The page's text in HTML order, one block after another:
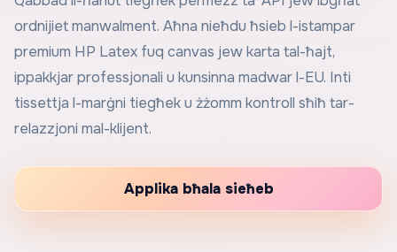
ordnijiet manwalment. Aħna nieħdu ħsieb l-istampar
premium HP Latex fuq canvas jew karta tal-ħajt,
ippakkjar professjonali u kunsinna madwar l-EU. Inti
tissettja l-marġni tiegħek u żżomm kontroll sħiħ tar-
relazzjoni mal-klijent.
Applika bħala sieħeb